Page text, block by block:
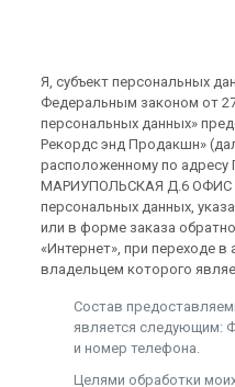
Я, субъект персональных
Федеральным законом от
персональных данных»
Рекордс энд Продакшн»
расположенному по
МАРИУПОЛЬСКАЯ Д.6 ОФИС
персональных данных,
или в форме заказа
«Интернет», при переходе
владельцем которого
Состав
является следующим:
и номер телефона.
Целями обработки